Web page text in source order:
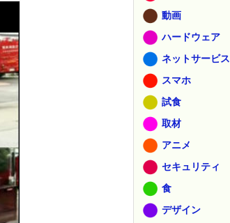
動画
ハードウェア
ネットサービス
スマホ
試食
取材
アニメ
セキュリティ
食
デザイン